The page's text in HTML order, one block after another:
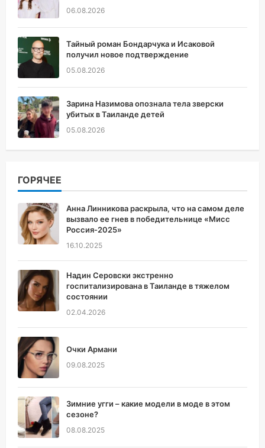
06.08.2026
Тайный роман Бондарчука и Исаковой
получил новое подтверждение
05.08.2026
Зарина Назимова опознала тела зверски
убитых в Таиланде детей
05.08.2026
ГОРЯЧЕЕ
Анна Линникова раскрыла, что на самом деле
вызвало ее гнев в победительнице «Мисс
Россия-2025»
16.10.2025
Надин Серовски экстренно
госпитализирована в Таиланде в тяжелом
состоянии
02.04.2026
Очки Армани
09.08.2025
Зимние угги – какие модели в моде в этом
сезоне?
08.08.2025